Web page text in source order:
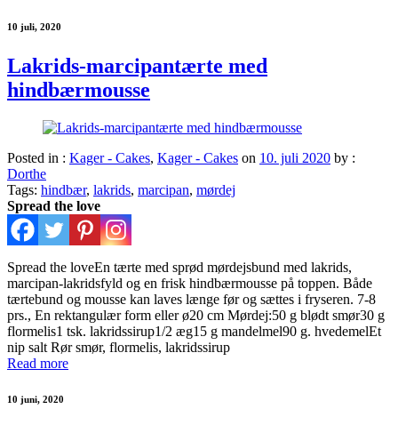
10 juli, 2020
Lakrids-marcipantærte med
hindbærmousse
Posted in : Kager - Cakes, Kager - Cakes on 10. juli 2020 by :
Dorthe
Tags: hindbær, lakrids, marcipan, mørdej
Spread the love
Spread the loveEn tærte med sprød mørdejsbund med lakrids,
marcipan-lakridsfyld og en frisk hindbærmousse på toppen. Både
tærtebund og mousse kan laves længe før og sættes i fryseren. 7-8
prs., En rektangulær form eller ø20 cm Mørdej:50 g blødt smør30 g
flormelis1 tsk. lakridssirup1/2 æg15 g mandelmel90 g. hvedemelEt
nip salt Rør smør, flormelis, lakridssirup
Read more
10 juni, 2020